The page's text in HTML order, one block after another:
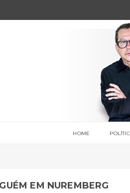
HOME
EM NUREMBERG